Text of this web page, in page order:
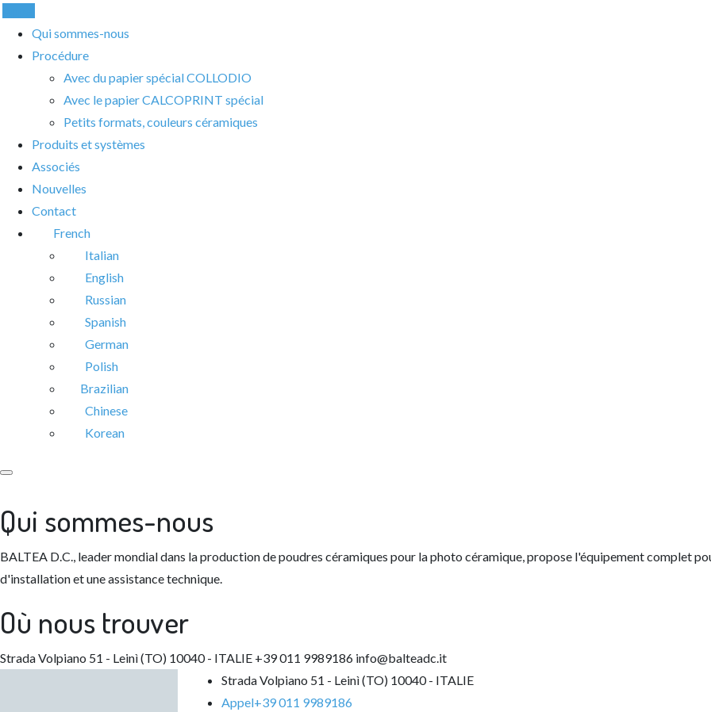
Qui sommes-nous
Procédure
Avec du papier spécial COLLODIO
Avec le papier CALCOPRINT spécial
Petits formats, couleurs céramiques
Produits et systèmes
Associés
Nouvelles
Contact
French
Italian
English
Russian
Spanish
German
Polish
Brazilian
Chinese
Korean
Qui sommes-nous
BALTEA D.C., leader mondial dans la production de poudres céramiques pour la photo céramique, propose l'équipement complet
d'installation et une assistance technique.
Où nous trouver
Strada Volpiano 51 - Leinì (TO) 10040 - ITALIE +39 011 9989186 info@balteadc.it
Strada Volpiano 51 - Leinì (TO) 10040 - ITALIE
Appel+39 011 9989186